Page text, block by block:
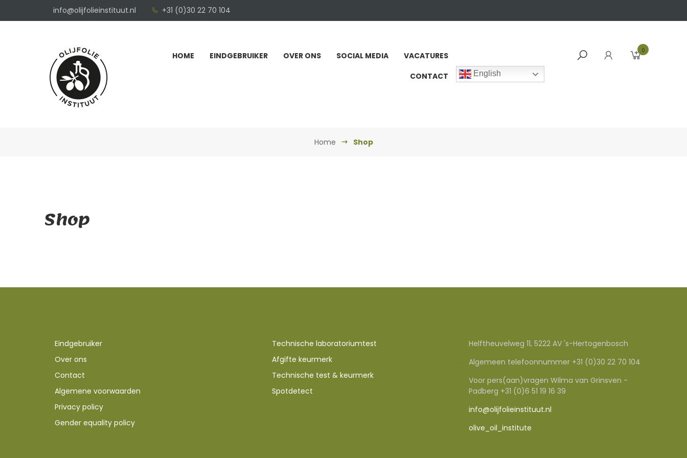
info@olijfolieinstituut.nl +31 (0)30 22 70 104
HOME EINDGEBRUIKER OVER ONS SOCIAL MEDIA
VACATURES
CONTACT
English
0
Home Shop
Shop
Eindgebruiker
Over ons
Contact
Algemene voorwaarden
Privacy policy
Gender equality policy
Technische laboratoriumtest
Afgifte keurmerk
Technische test & keurmerk
Spotdetect
Helftheuvelweg 11, 5222 AV 's-Hertogenbosch
Algemeen telefoonnummer +31 (0)30 22 70 104
Voor pers(aan)vragen Wilma van Grinsven -
Padberg +31 (0)6 51 19 16 39
info@olijfolieinstituut.nl
olive_oil_institute